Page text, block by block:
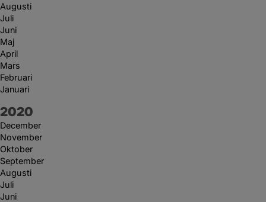
Augusti
Juli
Juni
Maj
April
Mars
Februari
Januari
År:
2020
December
November
Oktober
September
Augusti
Juli
Juni